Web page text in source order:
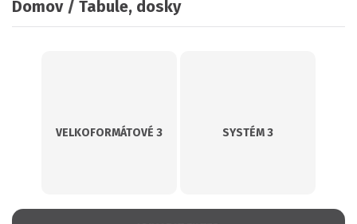
Domov Tabule, dosky
VELKOFORMÁTOVÉ 3 SYSTÉM3